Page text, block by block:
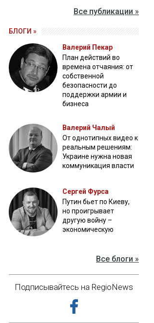
Все публикации »
БЛОГИ »
Валерий Пекар
План действий во
времена отчаяния: от
собственной
безопасности до
поддержки армии и
бизнеса
Валерий Чалый
От однотипных видео к
реальным решениям:
Украине нужна новая
коммуникация власти
Сергей Фурса
Путин бьет по Киеву,
но проигрывает
другую войну –
экономическую
Все блоги »
Подписывайтесь на RegioNews